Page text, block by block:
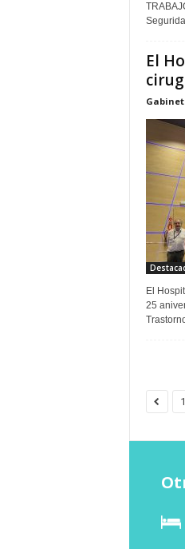
TRABAJO El día 28 de abril es el Día
El
El
25
1